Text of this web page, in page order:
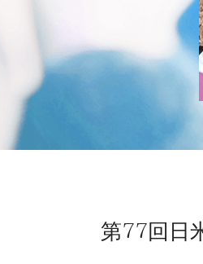
第77回日